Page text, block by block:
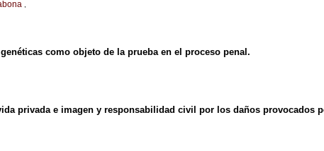
como objeto de la prueba en el proceso penal.
privada e imagen y responsabilidad civil por los daños provocados